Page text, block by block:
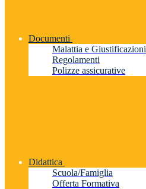
Documenti
Malattia e Giustificazioni
Regolamenti
Polizze assicurative
Didattica
Scuola/Famiglia
Offerta Formativa